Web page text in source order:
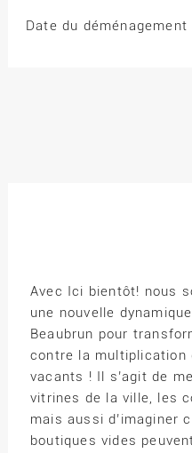
Date du
Avec Ici bientôt! nous
une nouvelle
Beaubrun pour
contre la multiplication
vacants ! Il s’agit de
vitrines de la ville, les
mais aussi d’imaginer
boutiques vides